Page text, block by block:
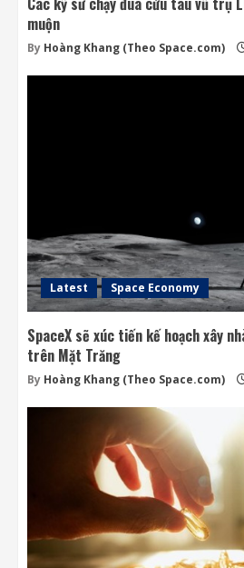
muộn
By Hoàng Khang (Theo Space.com)
Latest Space Economy
SpaceX sẽ xúc tiến kế hoạch xây
trên Mặt Trăng
By Hoàng Khang (Theo Space.com)